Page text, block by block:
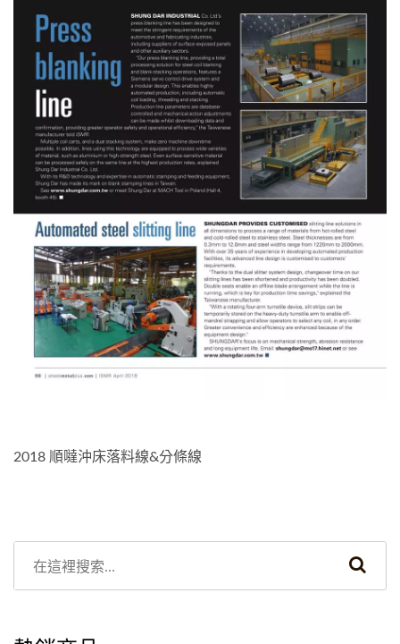
2018 順噠沖床落料線&分條線